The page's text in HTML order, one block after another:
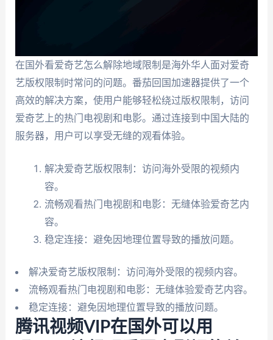
在国外看爱奇艺怎么解除地域限制是海外华人面对爱奇
艺版权限制时常问的问题。番茄回国加速器提供了一个
高效的解决方案，使用户能够轻松绕过版权限制，访问
爱奇艺上的热门电视剧和电影。通过连接到中国大陆的
服务器，用户可以享受无缝的观看体验。
解决爱奇艺版权限制：访问海外受限的视频内
容。
流畅观看热门电视剧和电影：无缝体验爱奇艺内
容。
稳定连接：避免因地理位置导致的播放问题。
解决爱奇艺版权限制：访问海外受限的视频内容。
流畅观看热门电视剧和电影：无缝体验爱奇艺内容。
稳定连接：避免因地理位置导致的播放问题。
腾讯视频VIP在国外可以用